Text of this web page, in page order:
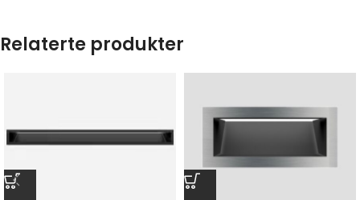
Relaterte produkter